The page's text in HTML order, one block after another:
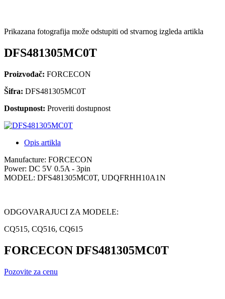
Prikazana fotografija može odstupiti od stvarnog izgleda artikla
DFS481305MC0T
Proizvođač: FORCECON
Šifra: DFS481305MC0T
Dostupnost: Proveriti dostupnost
Opis artikla
Manufacture: FORCECON
Power: DC 5V 0.5A - 3pin
MODEL: DFS481305MC0T, UDQFRHH10A1N
ODGOVARAJUCI ZA MODELE:
CQ515, CQ516, CQ615
FORCECON DFS481305MC0T
Pozovite za cenu